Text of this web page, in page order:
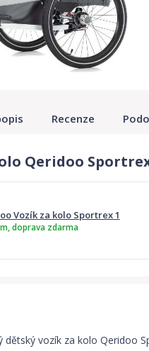
Recenze
Qeridoo
Vozík za kolo Sportrex 1
doprava zdarma
dětský vozík za kolo